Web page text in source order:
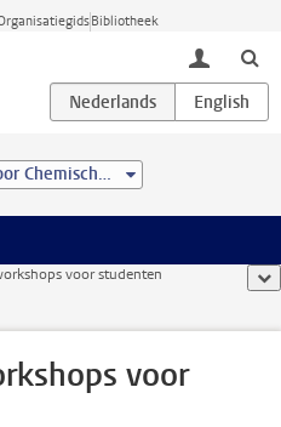
Bibliotheek
toggle
Leids Instituut voor Chemisch Onderzoek (LIC)
voor studenten
voor